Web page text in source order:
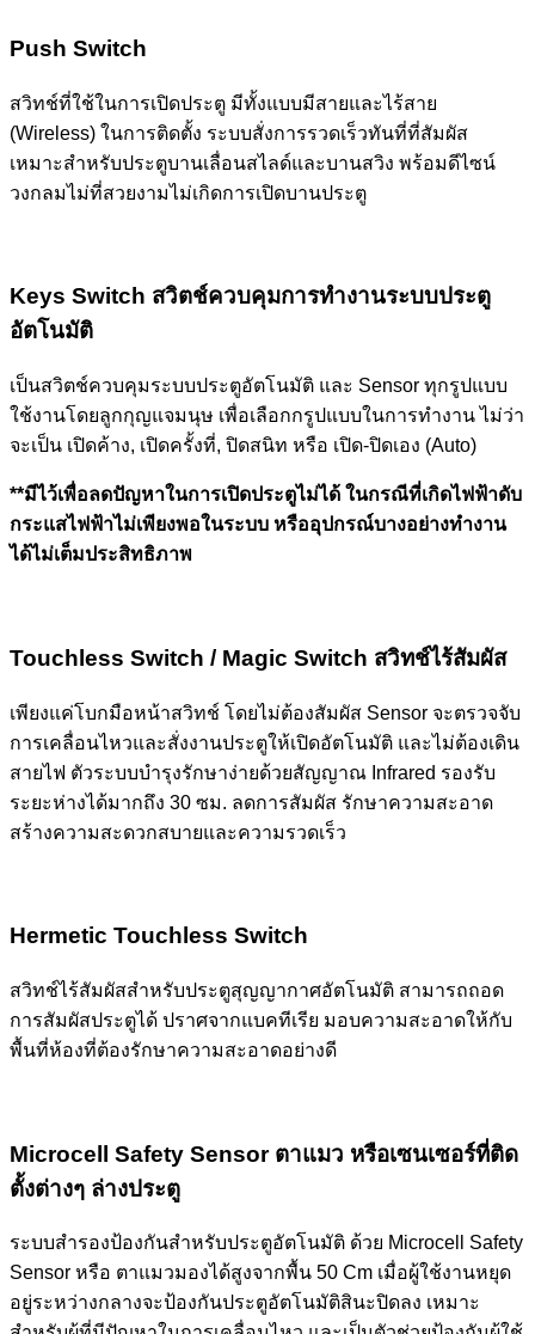
Push Switch
สวิทช์ที่ใช้ในการเปิดประตู มีทั้งแบบมีสายและไร้สาย
(Wireless) ในการติดตั้ง ระบบสั่งการรวดเร็วทันที่ที่สัมผัส
เหมาะสำหรับประตูบานเลื่อนสไลด์และบานสวิง พร้อมดีไซน์
วงกลมไม่ที่สวยงามไม่เกิดการเปิดบานประตู
Keys Switch สวิตช์ควบคุมการทำงานระบบประตู
อัตโนมัติ
เป็นสวิตช์ควบคุมระบบประตูอัตโนมัติ และ Sensor ทุกรูปแบบ
ใช้งานโดยลูกกุญแจมนุษ เพื่อเลือกกรูปแบบในการทำงาน ไม่ว่า
จะเป็น เปิดค้าง, เปิดครั้งที่, ปิดสนิท หรือ เปิด-ปิดเอง (Auto)
**มีไว้เพื่อลดปัญหาในการเปิดประตูไม่ได้ ในกรณีที่เกิดไฟฟ้าดับ
กระแสไฟฟ้าไม่เพียงพอในระบบ หรืออุปกรณ์บางอย่างทำงาน
ได้ไม่เต็มประสิทธิภาพ
Touchless Switch / Magic Switch สวิทช์ไร้สัมผัส
เพียงแค่โบกมือหน้าสวิทช์ โดยไม่ต้องสัมผัส Sensor จะตรวจจับ
การเคลื่อนไหวและสั่งงานประตูให้เปิดอัตโนมัติ และไม่ต้องเดิน
สายไฟ ตัวระบบบำรุงรักษาง่ายด้วยสัญญาณ Infrared รองรับ
ระยะห่างได้มากถึง 30 ซม. ลดการสัมผัส รักษาความสะอาด
สร้างความสะดวกสบายและความรวดเร็ว
Hermetic Touchless Switch
สวิทช์ไร้สัมผัสสำหรับประตูสุญญากาศอัตโนมัติ สามารถถอด
การสัมผัสประตูได้ ปราศจากแบคทีเรีย มอบความสะอาดให้กับ
พื้นที่ห้องที่ต้องรักษาความสะอาดอย่างดี
Microcell Safety Sensor ตาแมว หรือเซนเซอร์ที่ติด
ตั้งต่างๆ ล่างประตู
ระบบสำรองป้องกันสำหรับประตูอัตโนมัติ ด้วย Microcell Safety
Sensor หรือ ตาแมวมองได้สูงจากพื้น 50 Cm เมื่อผู้ใช้งานหยุด
อยู่ระหว่างกลางจะป้องกันประตูอัตโนมัติสินะปิดลง เหมาะ